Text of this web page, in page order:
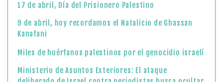
17 de abril, Día del Prisionero Palestino
9 de abril, hoy recordamos el Natalicio de Ghassan
Kanafani
Miles de huérfanos palestinos por el genocidio israelí
Ministerio de Asuntos Exteriores: El ataque